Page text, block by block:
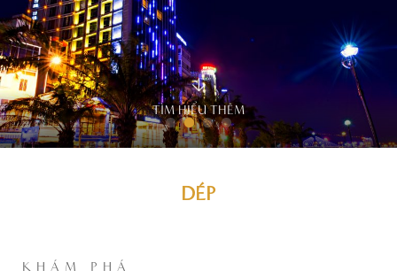
TÌM HIỂU THÊM
DÉP
KHÁM PHÁ